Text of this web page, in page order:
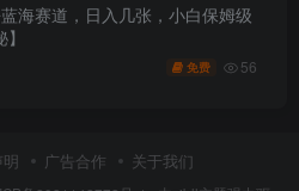
海赛道，日入几张，小白保姆级
免费 56
广告合作 关于我们